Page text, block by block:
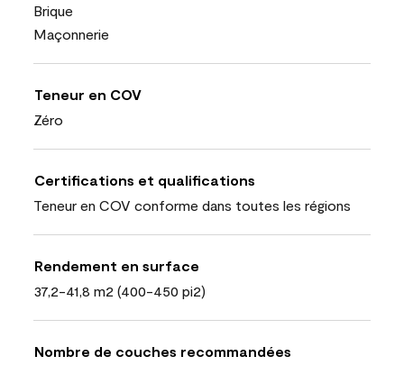
Brique
Maçonnerie
Teneur en COV
Zéro
Certifications et qualifications
Teneur en COV conforme dans toutes les régions
Rendement en surface
37,2-41,8 m2 (400-450 pi2)
Nombre de couches recommandées